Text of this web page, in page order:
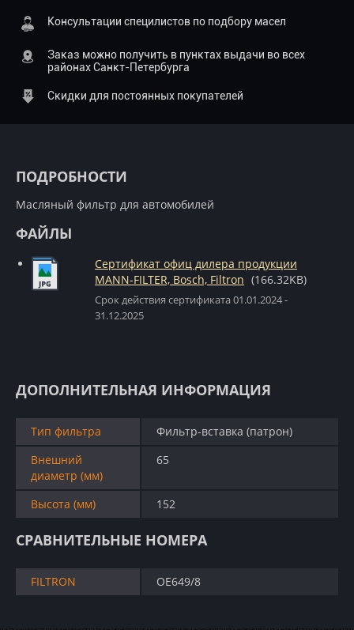
Консультации специлистов по подбору масел
Заказ можно получить в пунктах выдачи во всех
районах Санкт-Петербурга
Скидки для постоянных покупателей
ПОДРОБНОСТИ
Масляный фильтр для автомобилей
ФАЙЛЫ
Сертификат офиц дилера продукции
MANN-FILTER, Bosch, Filtron (166.32KB)
Срок действия сертификата 01.01.2024 -
31.12.2025
ДОПОЛНИТЕЛЬНАЯ ИНФОРМАЦИЯ
Тип фильтра
Фильтр-вставка (патрон)
Внешний
диаметр (мм)
65
Высота (мм) 152
СРАВНИТЕЛЬНЫЕ НОМЕРА
FILTRON OE649/8